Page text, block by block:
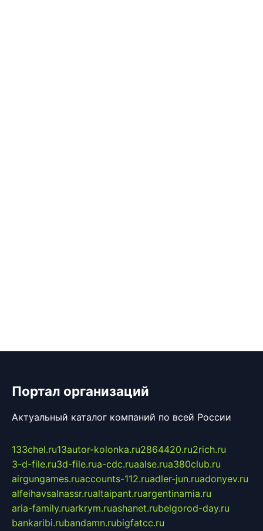
Портал организаций
Актуальный каталог компаний по всей России
133chel.ru13autor-kolonka.ru2864420.ru2rich.ru
3-d-file.ru3d-file.rua-cdc.ruaalse.rua380club.ru
airgungames.ruaccounts-112.ruadler-jun.ruadonyev.ru
alfeihavsalnassr.rualtaipant.ruargentinamia.ru
aria-family.ruarkrym.ruashanet.rubelgorod-day.ru
bankaribi.rubandamn.rubigfatcc.ru